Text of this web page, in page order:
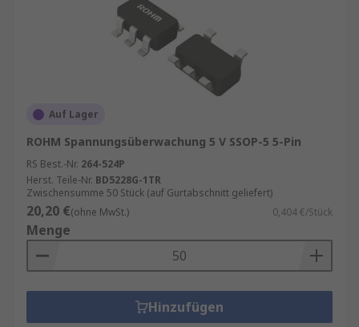
mehrere Spannungspegel überwachen. CMOS-
Spannungsdetektoren (Complementary Metal-
Oxide-Semiconductor) sind eine gängige Art der
Spannungsüberwachung, die wegen ihrer
Effizienz und Flexibilität in der Anwendung
bevorzugt wird.
Auf Lager
ROHM Spannungsüberwachung 5 V SSOP-5 5-Pin
RS Best.-Nr. 264-524P
Herst. Teile-Nr. BD5228G-1TR
Zwischensumme 50 Stück (auf Gurtabschnitt geliefert)
20,20 €(ohne MwSt.) 0,404 €/Stück
Menge
Hinzufügen